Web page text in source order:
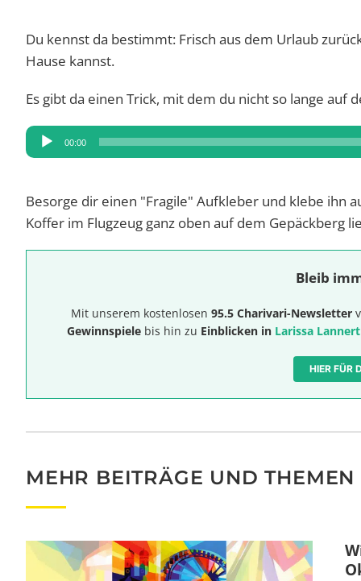
Du kennst da bestimmt: Frisch aus dem Urlaub
Hause kannst.
Es gibt da einen Trick, mit dem du nicht so lange auf
Audio-
Player
00:00
Besorge dir einen "Fragile" Aufkleber und klebe ihn
Koffer im Flugzeug ganz oben auf dem Gepäckberg
Bleib
Mit unserem kostenlosen 95.5 Charivari-Newsletter
Gewinnspiele bis hin zu Einblicken in Larissa
HIER FÜR
MEHR BEITRÄGE UND THEMEN